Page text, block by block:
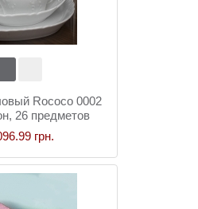
Rococo 0002
26 предметов
грн.